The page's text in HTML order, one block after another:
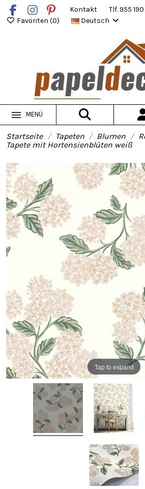
Kontakt
Tlf. 955
Favoriten (0) Deutsch
MENÜ
Startseite Tapeten Blumen
Tapete mit Hortensienblüten weiß
Tap to expand